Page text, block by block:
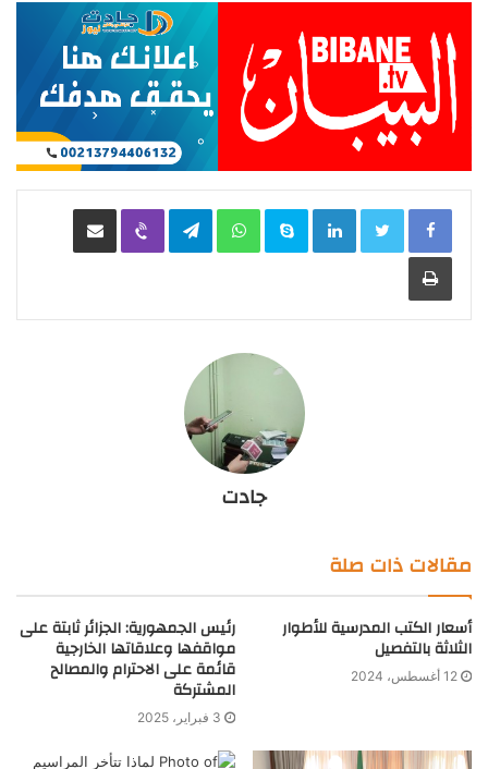
LinkedIn
Skype
WhatsApp
Telegram
Viber مشاركة عبر البريد
طباعة
جادت
مقالات ذات صلة
أسعار الكتب المدرسية للأطوار
الثلاثة بالتفصيل
12 أغسطس، 2024
رئيس الجمهورية: الجزائر ثابتة على
مواقفها وعلاقاتها الخارجية
قائمة على الاحترام والمصالح
المشتركة
3 فبراير، 2025